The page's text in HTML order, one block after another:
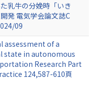
乳牛の分娩時「いき
発 電気学会論文誌C
09
assessment of a
state in autonomous
Research Part
124,587-610頁